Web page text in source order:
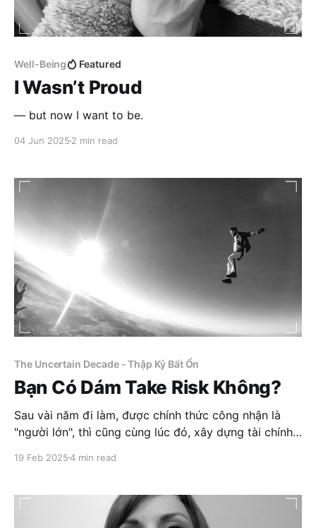
Well-Being Featured
I Wasn’t Proud
— but now I want to be.
04 Jun 2025 2 min read
The Uncertain Decade - Thập Kỷ Bất Ổn
Bạn Có Dám Take Risk Không?
Sau vài năm đi làm, được chính thức công nhận là
"người lớn", thì cũng cùng lúc đó, xây dựng tài chính
đầu quan tâm nhiều hơn đến thu nhập, tiết kiệm, đầu
19 Feb 20254 min read